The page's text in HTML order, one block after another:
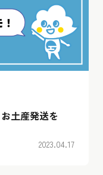
土産発送を
2023.04.17